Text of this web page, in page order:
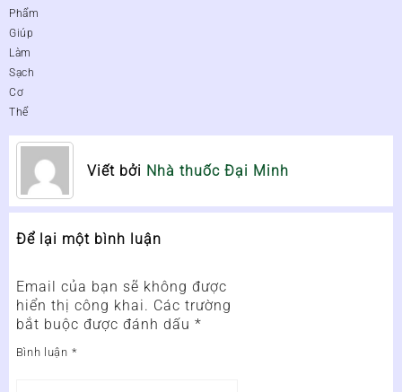
Phẩm
Giúp
Làm
Sạch
Cơ
Thể
Viết bởi Nhà thuốc Đại Minh
Để lại một bình luận
Email của bạn sẽ không được
hiển thị công khai. Các trường
bắt buộc được đánh dấu *
Bình luận *